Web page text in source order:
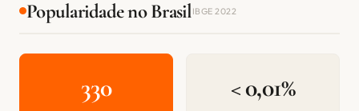
Popularidade no BrasilIBGE 2022
330 < 0,01%